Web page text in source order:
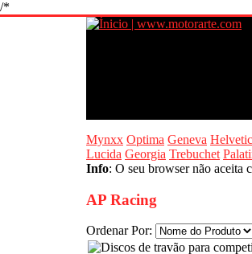
/*
Mynxx Optima Geneva
Lucida Georgia Trebuchet
Info: O seu browser não aceita
AP Racing
Ordenar Por: